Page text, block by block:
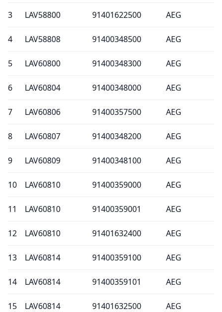
3 LAV58800 91401622500 AEG
4 LAV58808 91400348500 AEG
5 LAV60800 91400348300 AEG
6 LAV60804 91400348000 AEG
7 LAV60806 91400357500 AEG
8 LAV60807 91400348200 AEG
9 LAV60809 91400348100 AEG
10 LAV60810 91400359000 AEG
11 LAV60810 91400359001 AEG
12 LAV60810 91401632400 AEG
13 LAV60814 91400359100 AEG
14 LAV60814 91400359101 AEG
15 LAV60814 91401632500 AEG